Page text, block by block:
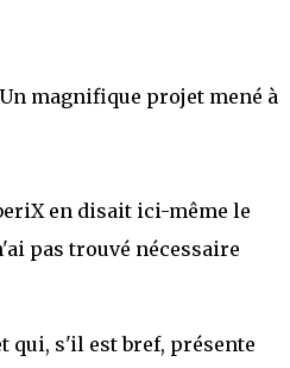
magnifique projet mené à
en disait ici-même le
pas trouvé nécessaire
qui, s'il est bref, présente